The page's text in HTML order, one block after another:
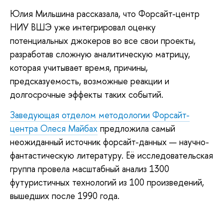
Юлия Мильшина рассказала, что Форсайт-центр
НИУ ВШЭ уже интегрировал оценку
потенциальных джокеров во все свои проекты,
разработав сложную аналитическую матрицу,
которая учитывает время, причины,
предсказуемость, возможные реакции и
долгосрочные эффекты таких событий.
Заведующая отделом методологии Форсайт-
центра Олеся Майбах предложила самый
неожиданный источник форсайт-данных — научно-
фантастическую литературу. Её исследовательская
группа провела масштабный анализ 1300
футуристичных технологий из 100 произведений,
вышедших после 1990 года.